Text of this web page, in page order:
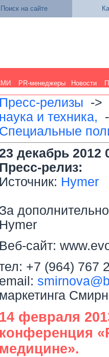
Поиск на сайте
PR-менеджеры Новости
Пресс-релизы ->
наука и техника,
Специальные
декабрь 2012
Пресс-релиз:
Источник: Hymer
За
Hymer
Веб-сайт:
+7 (964) 767
email:
маркетинга
14 февраля
конференция
медицине».